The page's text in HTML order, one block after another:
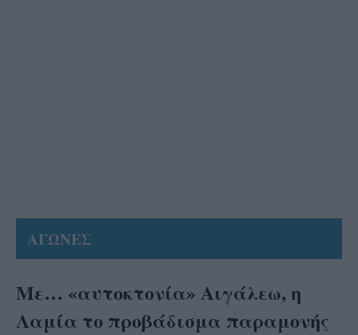
ΑΓΩΝΕΣ
Με… «αυτοκτονία» Αιγάλεω, η
Λαμία το προβάδισμα παραμονής